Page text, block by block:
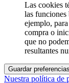
Las cookies
las funciones
ejemplo,
compra o
que no
resultantes
Guardar preferencias
Nuestra política de